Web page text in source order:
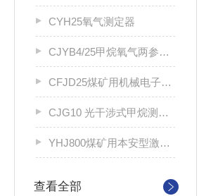
CYH25氧气测定器
CJYB4/25甲烷氧气两参数报警仪
CFJD25煤矿用机械电子式风速表
CJG10 光干涉式甲烷测定器
YHJ800煤矿用本安型激光指示仪
查看全部